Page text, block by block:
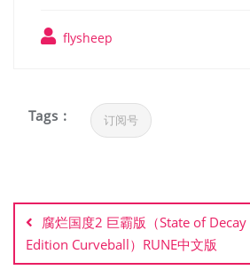
flysheep
Tags : 订阅号
章
导
航
腐烂国度2 巨霸版（State of
Edition Curveball）RUNE中文版